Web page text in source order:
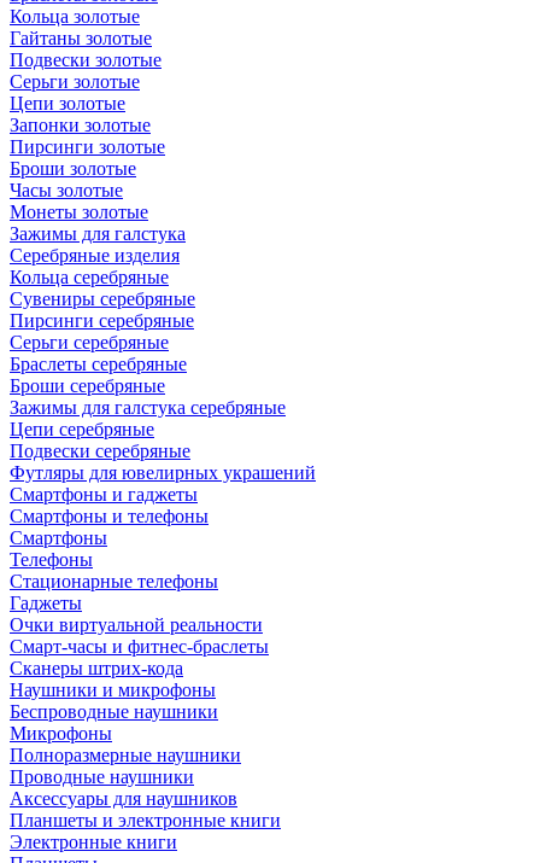
Кольца золотые
Гайтаны золотые
Подвески золотые
Серьги золотые
Цепи золотые
Запонки золотые
Пирсинги золотые
Броши золотые
Часы золотые
Монеты золотые
Зажимы для галстука
Серебряные изделия
Кольца серебряные
Сувениры серебряные
Пирсинги серебряные
Серьги серебряные
Браслеты серебряные
Броши серебряные
Зажимы для галстука серебряные
Цепи серебряные
Подвески серебряные
Футляры для ювелирных украшений
Смартфоны и гаджеты
Смартфоны и телефоны
Смартфоны
Телефоны
Стационарные телефоны
Гаджеты
Очки виртуальной реальности
Смарт-часы и фитнес-браслеты
Сканеры штрих-кода
Наушники и микрофоны
Беспроводные наушники
Микрофоны
Полноразмерные наушники
Проводные наушники
Аксессуары для наушников
Планшеты и электронные книги
Электронные книги